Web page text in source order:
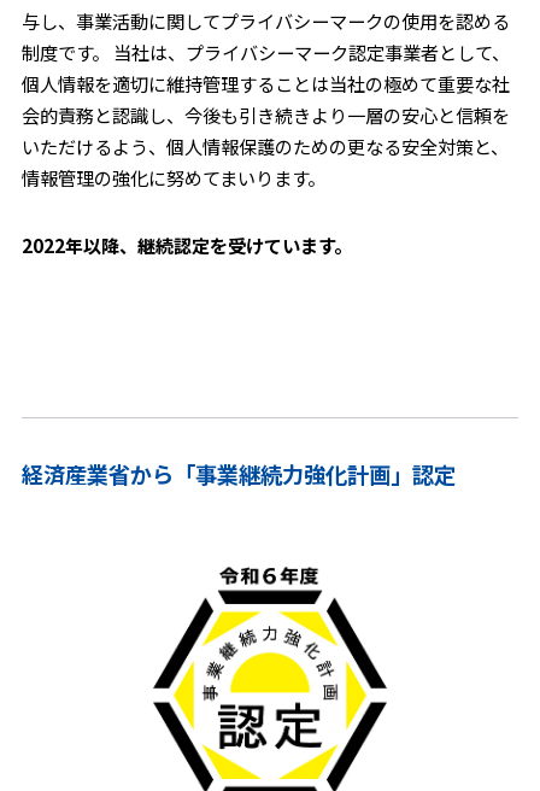
与し、事業活動に関してプライバシーマークの使用を認める
制度です。 当社は、プライバシーマーク認定事業者として、
個人情報を適切に維持管理することは当社の極めて重要な社
会的責務と認識し、今後も引き続きより一層の安心と信頼を
いただけるよう、個人情報保護のための更なる安全対策と、
情報管理の強化に努めてまいります。
2022年以降、継続認定を受けています。
経済産業省から「事業継続力強化計画」認定